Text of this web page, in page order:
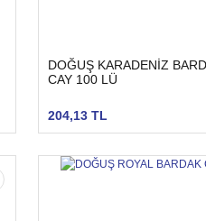
DOĞUŞ KARADENİZ
CAY 100 LÜ
204,13 TL